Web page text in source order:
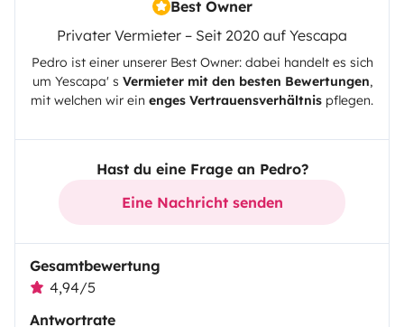
Best Owner
Privater Vermieter – Seit 2020 auf Yescapa
Pedro ist einer unserer Best Owner: dabei handelt es sich
um Yescapa' s Vermieter mit den besten Bewertungen,
mit welchen wir ein enges Vertrauensverhältnis pflegen.
Hast du eine Frage an Pedro?
Eine Nachricht senden
Gesamtbewertung
4,94/5
Antwortrate